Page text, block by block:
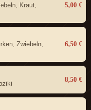
Kraut,
5,00 €
Zwiebeln,
6,50 €
8,50 €